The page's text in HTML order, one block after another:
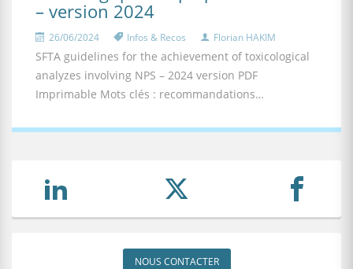
– version 2024
26/06/2024 Infos & Recos Florian HAKIM
SFTA guidelines for the achievement of toxicological
analyzes involving NPS – 2024 version PDF
Imprimable Mots clés : recommandations…
NOUS CONTACTER